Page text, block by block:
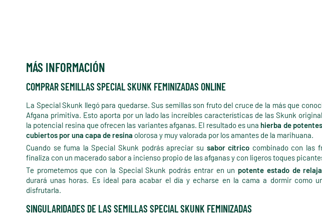
MÁS INFORMACIÓN
COMPRAR SEMILLAS SPECIAL SKUNK FEMINIZADAS ONLINE
La Special Skunk llegó para quedarse. Sus semillas son fruto del cruce de la más que
Afgana primitiva. Esto aporta por un lado las increíbles características de las Skunk
la potencial resina que ofrecen las variantes afganas. El resultado es una hierba de
cubiertos por una capa de resina olorosa y muy valorada por los amantes de la marihuana.
Cuando se fuma la Special Skunk podrás apreciar su sabor cítrico combinado con las
finaliza con un macerado sabor a incienso propio de las afganas y con ligeros toques
Te prometemos que con la Special Skunk podrás entrar en un potente estado de
durará unas horas. Es ideal para acabar el día y echarse en la cama a dormir como
disfrutarla.
SINGULARIDADES DE LAS SEMILLAS SPECIAL SKUNK FEMINIZADAS